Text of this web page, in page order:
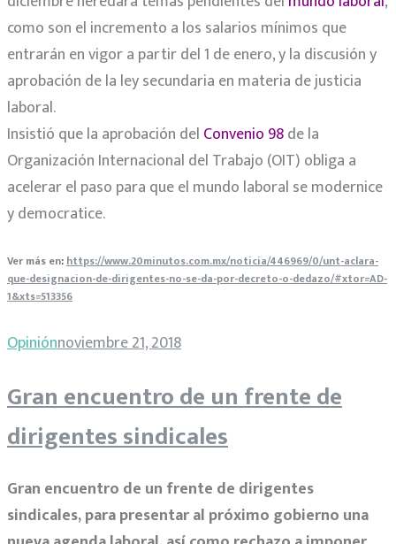
como son el incremento a los salarios mínimos que
entrarán en vigor a partir del 1 de enero, y la discusión y
aprobación de la ley secundaria en materia de justicia
laboral.
Insistió que la aprobación del Convenio 98de la
Organización Internacional del Trabajo (OIT) obliga a
acelerar el paso para que el mundo laboral se modernice
y democratice.
Ver más en:https://www.20minutos.com.mx/noticia/446969/0/unt-aclara-
que-designacion-de-dirigentes-no-se-da-por-decreto-o-dedazo/#xtor=AD-
1&xts=513356
Opiniónnoviembre 21, 2018
Gran encuentro de un frente de
dirigentes sindicales
Gran encuentro de un frente de dirigentes
sindicales, para presentar al próximo gobierno una